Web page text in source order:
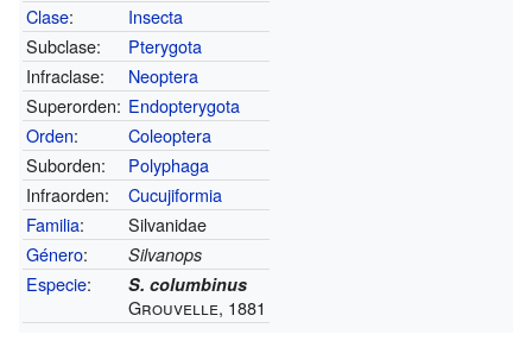
Clase:
Insecta
Subclase:
Pterygota
Infraclase:
Neoptera
Superorden: Endopterygota
Orden:
Coleoptera
Suborden:
Polyphaga
Infraorden:
Cucujiformia
Familia:
Silvanidae
Género: Silvanops
Especie: S. columbinus
Grouvelle, 1881